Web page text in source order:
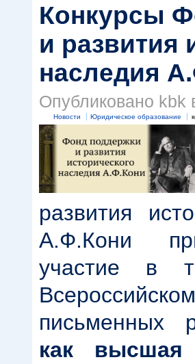
Конкурсы
и развития
наследия
Опубликовано kbk
Новости Юридическое образование
развития
А.Ф.Кони
участие в
письменных
как